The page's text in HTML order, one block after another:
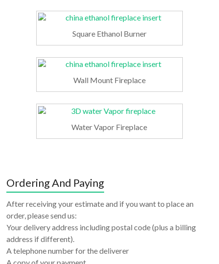
Square Ethanol Burner
Wall Mount Fireplace
Water Vapor Fireplace
Ordering And Paying
After receiving your estimate and if you want to place an
order, please send us:
Your delivery address including postal code (plus a billing
address if different).
A telephone number for the deliverer
A copy of your payment